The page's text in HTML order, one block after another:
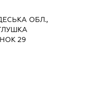
ОБЛ.,
29